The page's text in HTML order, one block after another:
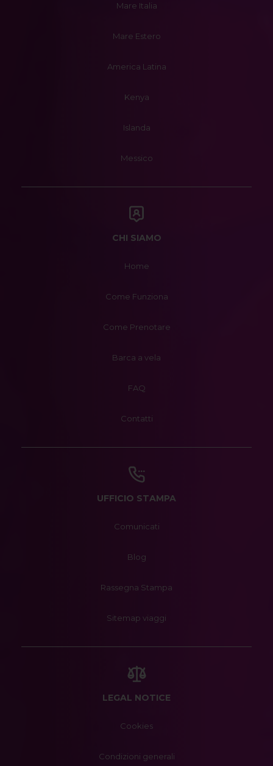
Mare Italia
Mare Estero
America Latina
Kenya
Islanda
Messico
CHI SIAMO
Home
Come Funziona
Come Prenotare
Barca a vela
FAQ
Contatti
UFFICIO STAMPA
Comunicati
Blog
Rassegna Stampa
Sitemap viaggi
LEGAL NOTICE
Cookies
Condizioni generali